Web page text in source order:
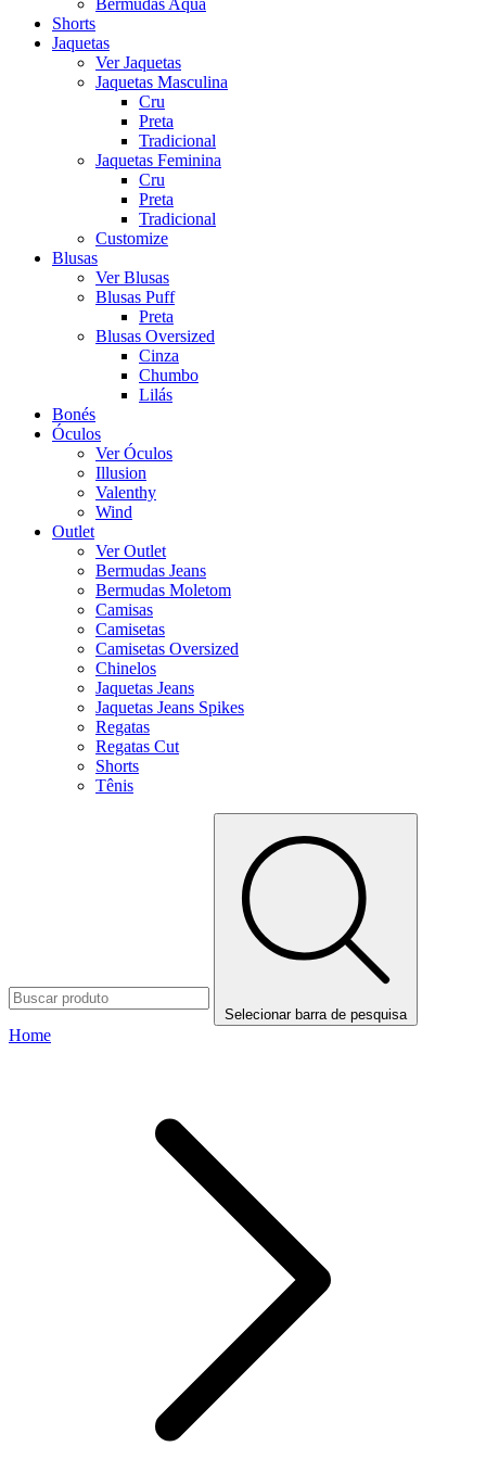
Bermudas Aqua
Shorts
Jaquetas
Ver Jaquetas
Jaquetas Masculina
Cru
Preta
Tradicional
Jaquetas Feminina
Cru
Preta
Tradicional
Customize
Blusas
Ver Blusas
Blusas Puff
Preta
Blusas Oversized
Cinza
Chumbo
Lilás
Bonés
Óculos
Ver Óculos
Illusion
Valenthy
Wind
Outlet
Ver Outlet
Bermudas Jeans
Bermudas Moletom
Camisas
Camisetas
Camisetas Oversized
Chinelos
Jaquetas Jeans
Jaquetas Jeans Spikes
Regatas
Regatas Cut
Shorts
Tênis
Selecionar barra de pesquisa
Home